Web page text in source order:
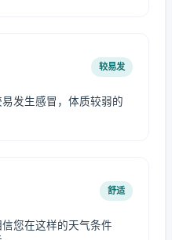
较易发
发生感冒，体质较弱的
舒适
您在这样的天气条件